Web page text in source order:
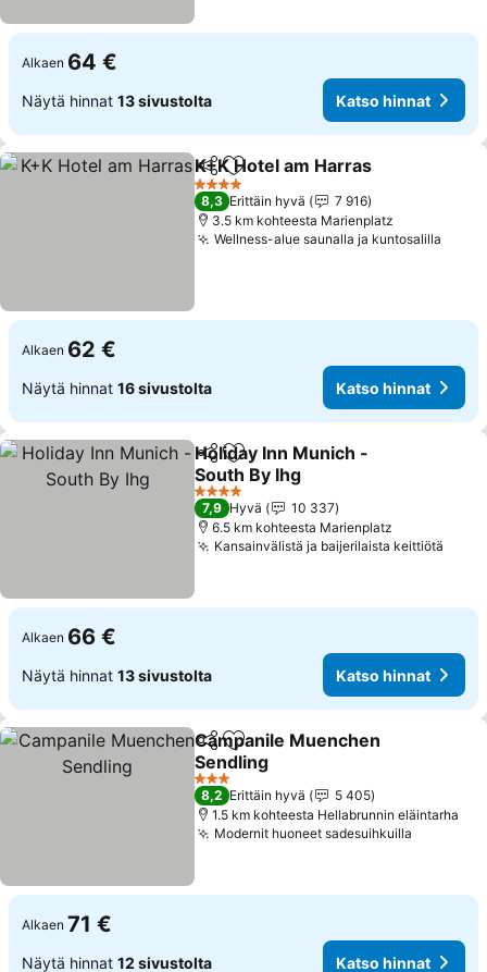
Alkaen 64 €
Näytä hinnat 13 sivustolta Katso hinnat
Jaa Lisää suosikkeihin
K+K Hotel am Harras
4 Tähtiluokitus
8,3 Erittäin hyvä
7 916
3.5 km kohteesta Marienplatz
Wellness-alue saunalla ja kuntosalilla
Alkaen 62 €
Näytä hinnat 16 sivustolta Katso hinnat
Jaa Lisää suosikkeihin
Holiday Inn Munich -
South By Ihg
4 Tähtiluokitus
7,9 Hyvä
10 337
6.5 km kohteesta Marienplatz
Kansainvälistä ja baijerilaista keittiötä
Alkaen 66 €
Näytä hinnat 13 sivustolta Katso hinnat
Jaa Lisää suosikkeihin
Campanile Muenchen
Sendling
3 Tähtiluokitus
8,2 Erittäin hyvä
5 405
1.5 km kohteesta Hellabrunnin eläintarha
Modernit huoneet sadesuihkuilla
Alkaen 71 €
Näytä hinnat 12 sivustolta Katso hinnat